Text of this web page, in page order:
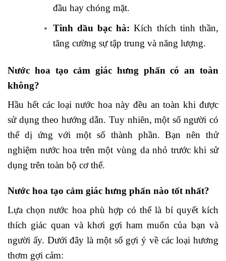
đầu hay chóng mặt.
Tinh dầu bạc hà: Kích thích tinh thần,
tăng cường sự tập trung và năng lượng.
Nước hoa tạo cảm giác hưng phấn có an toàn
không?
Hầu hết các loại nước hoa này đều an toàn khi được
sử dụng theo hướng dẫn. Tuy nhiên, một số người có
thể dị ứng với một số thành phần. Bạn nên thử
nghiệm nước hoa trên một vùng da nhỏ trước khi sử
dụng trên toàn bộ cơ thể.
Nước hoa tạo cảm giác hưng phấn nào tốt nhất?
Lựa chọn nước hoa phù hợp có thể là bí quyết kích
thích giác quan và khơi gợi ham muốn của bạn và
người ấy. Dưới đây là một số gợi ý về các loại hương
thơm gợi cảm: